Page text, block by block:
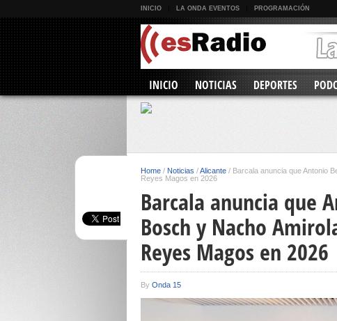
INICIO LA ONDA EVENTOS PROGRAMACIÓN
INICIO NOTICIAS DEPORTES
Home / Noticias /Alicante / Barcala anuncia que Antonio
Reyes Magos en 2026
Barcala anuncia que
Bosch y Nacho
Reyes Magos en 2026
By Onda 15